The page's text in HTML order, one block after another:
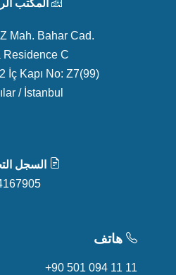
المكتب
Mah. Bahar Cad.
Residence C
İç Kapı No: Z7(99)
/ İstanbul
السجل
هاتف
+90 501 094 11 11